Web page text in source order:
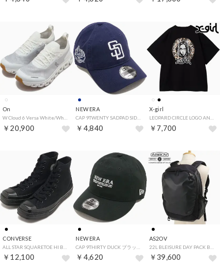
On
￥20,900
NEW ERA
￥4,840
X-girl
￥7,700
CONVERSE
￥12,100
NEW ERA
￥4,620
AS2OV
￥39,600